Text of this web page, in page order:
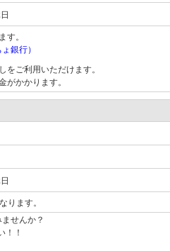
。
銀行）
ご利用いただけます。
かかります。
ます。
せんか？
！！